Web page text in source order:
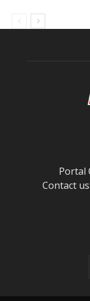
Portal
Contact us: